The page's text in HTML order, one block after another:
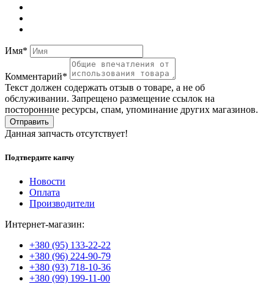
Имя*
Комментарий*
Текст должен содержать отзыв о товаре, а не об
обслуживании. Запрещено размещение ссылок на
посторонние ресурсы, спам, упоминание других магазинов.
Отправить
Данная запчасть отсутствует!
Подтвердите капчу
Новости
Оплата
Производители
Интернет-магазин:
+380 (95) 133-22-22
+380 (96) 224-90-79
+380 (93) 718-10-36
+380 (99) 199-11-00